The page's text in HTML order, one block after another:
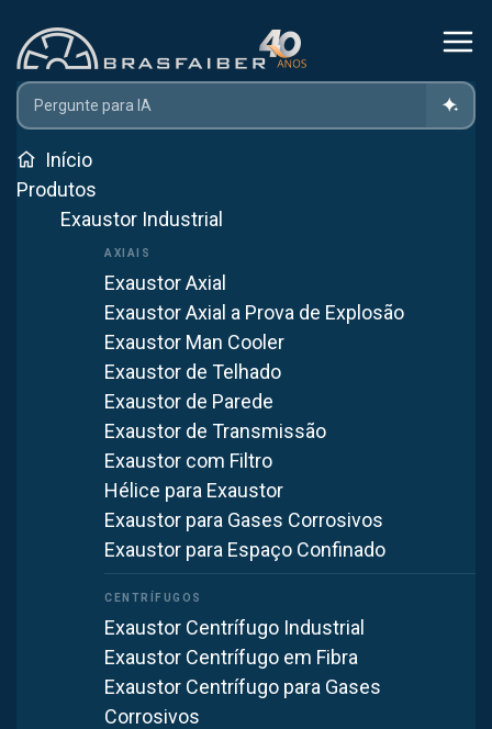
Início
Produtos
Exaustor Industrial
Exaustor Axial
Exaustor Axial a Prova de Explosão
Exaustor Man Cooler
Exaustor de Telhado
Exaustor de Parede
Exaustor de Transmissão
Exaustor com Filtro
Hélice para Exaustor
Exaustor para Gases Corrosivos
Exaustor para Espaço Confinado
Exaustor Centrífugo Industrial
Exaustor Centrífugo em Fibra
Exaustor Centrífugo para Gases
Corrosivos
Home Produtos
Ventilador Transportável
(Man Cooler)
O ventilador transportável (Man Cooler) é um ventilador
axial portátil e articulável que direciona o fluxo de ar para a
ventilação localizada e o resfriamento de postos de
trabalho na indústria.
WhatsApp Fazer orçamento